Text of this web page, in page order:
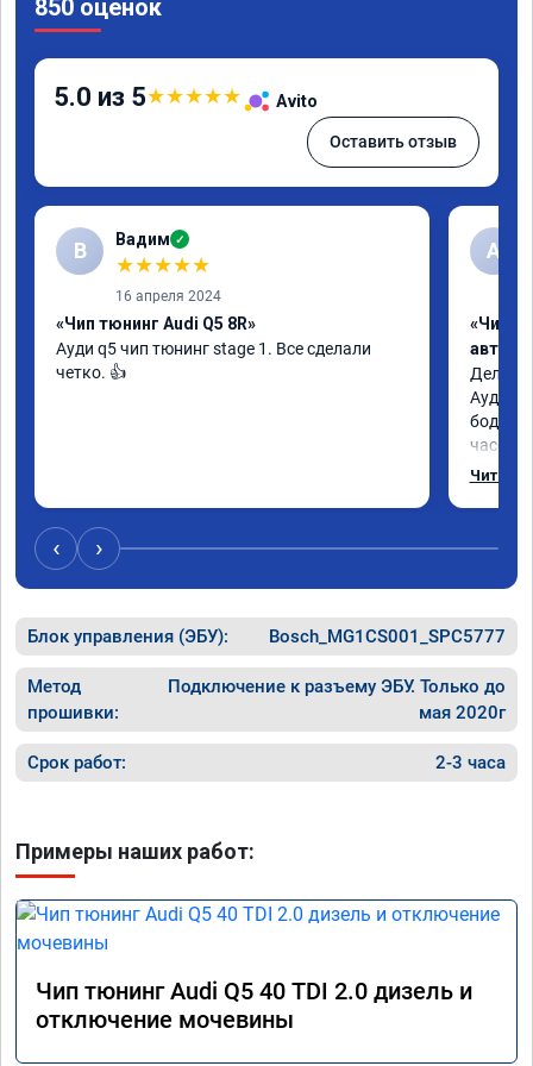
850 оценок
5.0 из 5★★★★★ Avito
Оставить отзыв
В Вадим ✓
★★★★★
16 апреля 2024
«Чип тюнинг Audi Q5 8R»
Ауди q5 чип тюнинг stage 1. Все сделали
четко. 👍
А
«Чип
Делал
как
Читать
‹ ›
Блок управления (ЭБУ): Bosch_MG1CS001_SPC5777
Метод
прошивки:
Подключение к разъему ЭБУ. Только до
мая 2020г
Срок работ: 2-3 часа
Примеры наших работ:
Чип тюнинг Audi Q5 40 TDI 2.0 дизель и
отключение мочевины